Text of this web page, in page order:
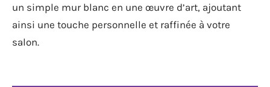
un simple mur blanc en une œuvre d’art, ajoutant
ainsi une touche personnelle et raffinée à votre
salon.